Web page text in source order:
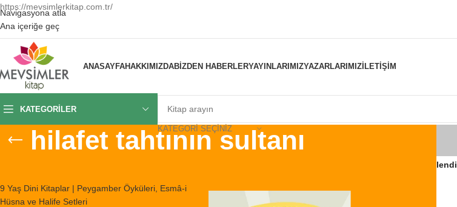
https://mevsimlerkitap.com.tr/
Navigasyona atla
Ana içeriğe geç
ANASAYFAHAKKIMIZDABIZDEN HABERLERYAYINLARIMIZYAZARLARIMIZİLETIŞIM
KATEGORILER
KATEGORI SEÇINIZ
hilafet tahtının sultanı
9 Yaş Dini Kitaplar | Peygamber Öyküleri, Esmâ-i
Hüsna ve Halife Setleri
Ürünler “hilafet tahtının sultanı” olarak etiketlendi